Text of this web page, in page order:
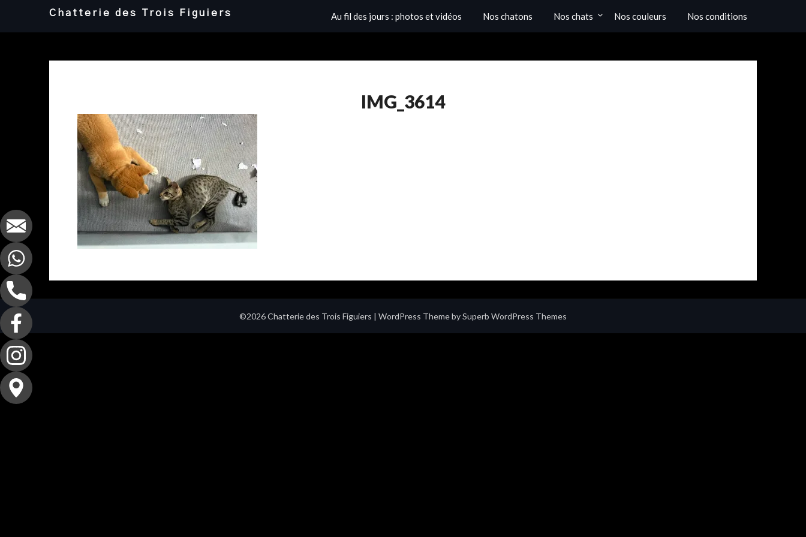
Chatterie des Trois Figuiers Au fil des jours : photos et vidéos Nos chatons Nos chats Nos couleurs Nos conditions
IMG_3614
©2026 Chatterie des Trois Figuiers | WordPress Theme bySuperb WordPress Themes